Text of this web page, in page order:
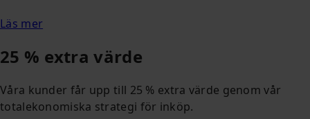
Läs mer
25 % extra värde
Våra kunder får upp till 25 % extra värde genom vår
totalekonomiska strategi för inköp.